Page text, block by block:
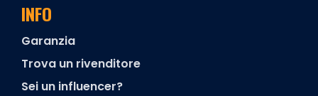
INFO
Garanzia
Trova un rivenditore
Sei un influencer?